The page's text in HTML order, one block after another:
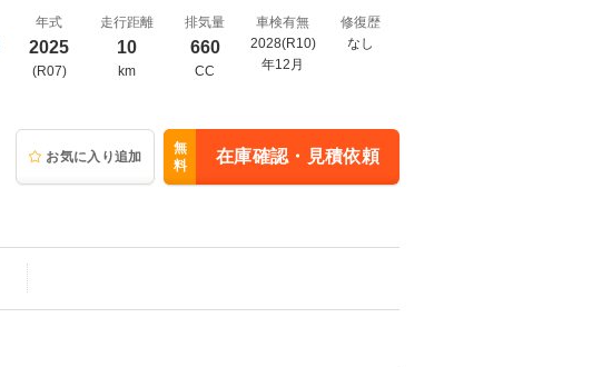
年式
2025
(R07)
走行距離
10
km
排気量
660
CC
車検有無
2028(R10)
年12月
修復歴
なし
お気に入り追加
無
料
在庫確認・見積依頼